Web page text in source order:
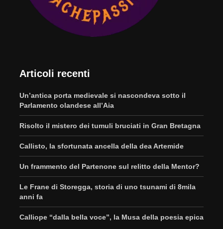
Articoli recenti
Un’antica porta medievale si nascondeva sotto il
Parlamento olandese all’Aia
Risolto il mistero dei tumuli bruciati in Gran Bretagna
Callisto, la sfortunata ancella della dea Artemide
Un frammento del Partenone sul relitto della Mentor?
Le Frane di Storegga, storia di uno tsunami di 8mila
anni fa
Calliope “dalla bella voce”, la Musa della poesia epica